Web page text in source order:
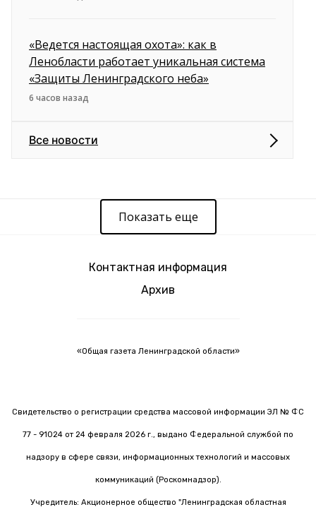
«Ведется настоящая охота»: как в
Ленобласти работает уникальная система
«Защиты Ленинградского неба»
6 часов назад
Все новости
Показать еще
Контактная информация
Архив
«Общая газета Ленинградской области»
Свидетельство о регистрации средства массовой информации ЭЛ № ФС
77 - 91024 от 24 февраля 2026 г., выдано Федеральной службой по
надзору в сфере связи, информационных технологий и массовых
коммуникаций (Роскомнадзор).
Учредитель: Акционерное общество "Ленинградская областная